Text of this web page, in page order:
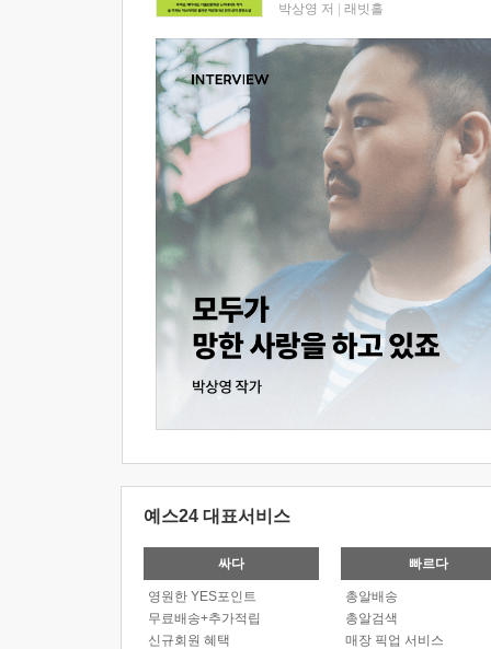
박상영 저 래빗홀
예스24 대표서비스
싸다
영원한 YES포인트
무료배송+추가적립
신규회원 혜택
빠르다
총알배송
총알검색
매장 픽업 서비스